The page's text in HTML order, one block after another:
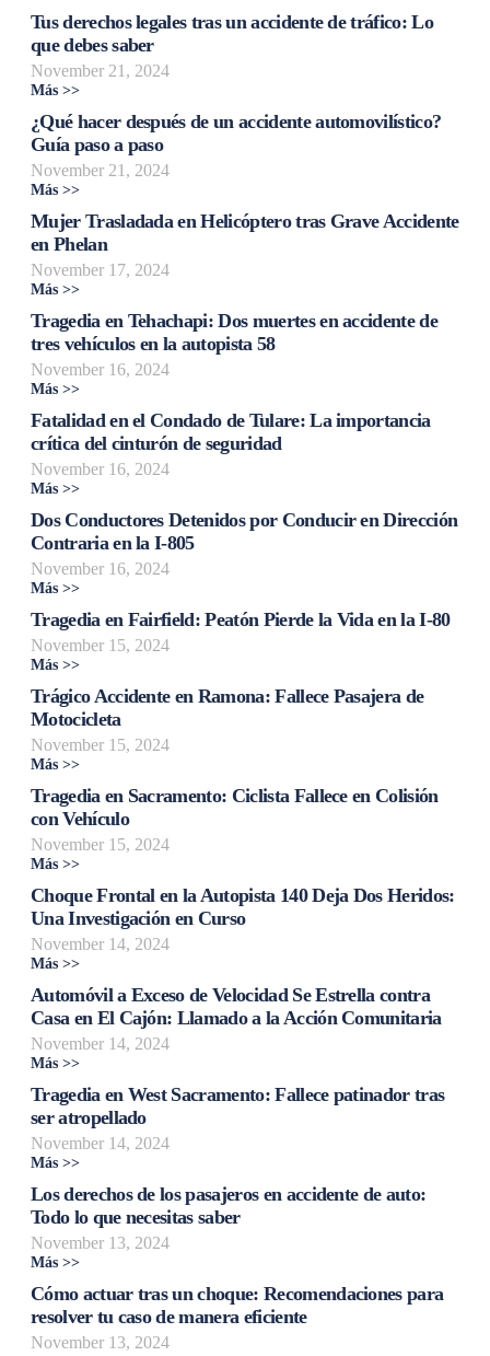
Tus derechos legales tras un accidente de tráfico: Lo
que debes saber
November 21, 2024
Más >>
¿Qué hacer después de un accidente automovilístico?
Guía paso a paso
November 21, 2024
Más >>
Mujer Trasladada en Helicóptero tras Grave Accidente
en Phelan
November 17, 2024
Más >>
Tragedia en Tehachapi: Dos muertes en accidente de
tres vehículos en la autopista 58
November 16, 2024
Más >>
Fatalidad en el Condado de Tulare: La importancia
crítica del cinturón de seguridad
November 16, 2024
Más >>
Dos Conductores Detenidos por Conducir en Dirección
Contraria en la I-805
November 16, 2024
Más >>
Tragedia en Fairfield: Peatón Pierde la Vida en la I-80
November 15, 2024
Más >>
Trágico Accidente en Ramona: Fallece Pasajera de
Motocicleta
November 15, 2024
Más >>
Tragedia en Sacramento: Ciclista Fallece en Colisión
con Vehículo
November 15, 2024
Más >>
Choque Frontal en la Autopista 140 Deja Dos Heridos:
Una Investigación en Curso
November 14, 2024
Más >>
Automóvil a Exceso de Velocidad Se Estrella contra
Casa en El Cajón: Llamado a la Acción Comunitaria
November 14, 2024
Más >>
Tragedia en West Sacramento: Fallece patinador tras
ser atropellado
November 14, 2024
Más >>
Los derechos de los pasajeros en accidente de auto:
Todo lo que necesitas saber
November 13, 2024
Más >>
Cómo actuar tras un choque: Recomendaciones para
resolver tu caso de manera eficiente
November 13, 2024